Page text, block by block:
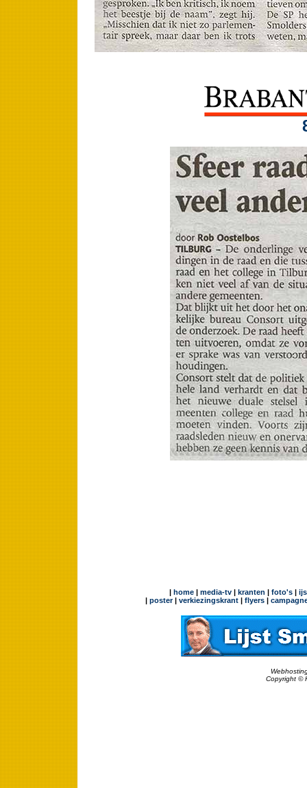
| home| media-tv| kranten | foto's|
| poster| verkiezingskrant | flyers |
Copyright ©